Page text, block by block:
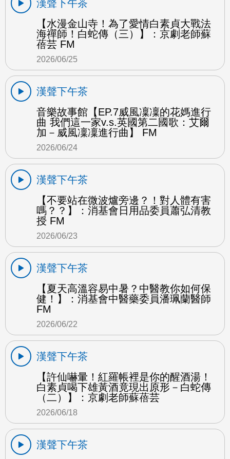
漢聲下午茶
【水漫金山寺！為了愛情白素貞大戰法
海禪師！白蛇傳（三）】：京劇老師蘇
蓓芸 FM
2026/06/25
漢聲下午茶
音樂故事館【EP.7威風凜凜的花媽進行
曲 我們這一家v.s.英國第二國歌：艾爾
加－威風凜凜進行曲】 FM
2026/06/24
漢聲下午茶
【不要站在微波爐旁邊？！對人體有害
嗎？？】：消基會日用品委員蕭弘清教
授 FM
2026/06/23
漢聲下午茶
【夏天高溫容易中暑？中醫教你如何保
健！】：消基會中醫藥委員潘珮蘭醫師
FM
2026/06/22
漢聲下午茶
【許仙嚇暈！紅羅帳裡是你的醒酒湯！
白素貞喝下雄黃酒竟現出原形－白蛇傳
（二）】：京劇老師蘇蓓芸
2026/06/18
漢聲下午茶